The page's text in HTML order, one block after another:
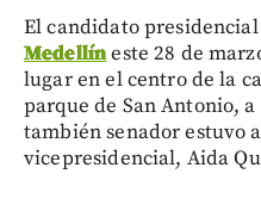
El candidato presidencial
Medellíneste 28 de
lugar en el centro de la
parque de San Antonio,
también senador estuvo
vicepresidencial, Aida